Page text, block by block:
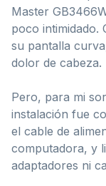
Master
poco intimidado.
su pantalla
dolor de cabeza.
Pero, para mi
instalación fue
el cable de
computadora, y
adaptadores ni